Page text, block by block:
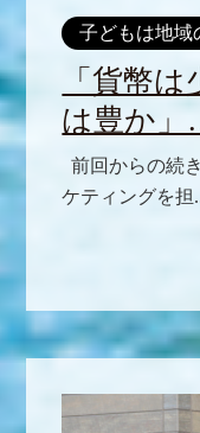
子どもは地域
「貨幣
は豊か
前回からの続
ケティングを担